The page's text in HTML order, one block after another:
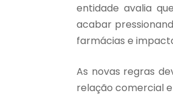
entidade avalia
acabar
farmácias e
As novas regras
relação comercial